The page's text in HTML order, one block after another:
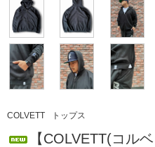
COLVETT トップス
【COLVETT(コル